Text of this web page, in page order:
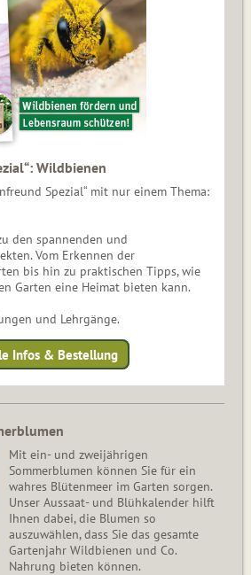
Wildbienen
Spezial“ mit nur einem Thema:
den spannenden und
Vom Erkennen der
bis hin zu praktischen Tipps, wie
Garten eine Heimat bieten kann.
und Lehrgänge.
Infos & Bestellung
Mit ein- und zweijährigen
Sommerblumen können Sie für ein
wahres Blütenmeer im Garten sorgen.
Unser Aussaat- und Blühkalender hilft
Ihnen dabei, die Blumen so
auszuwählen, dass Sie das gesamte
Gartenjahr Wildbienen und Co.
Nahrung bieten können.